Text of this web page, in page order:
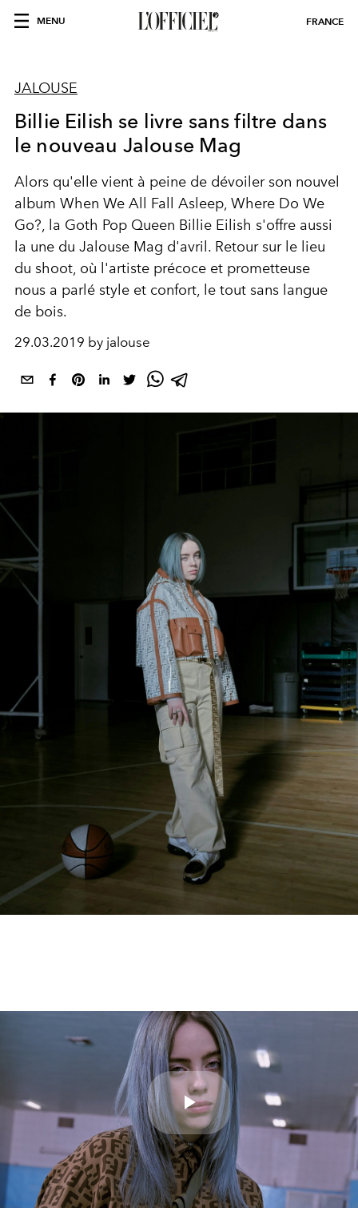
MENU FRANCE
JALOUSE
Billie Eilish se livre sans filtre dans
le nouveau Jalouse Mag
Alors qu'elle vient à peine de dévoiler son nouvel
album When We All Fall Asleep, Where Do We
Go?, la Goth Pop Queen Billie Eilish s'offre aussi
la une du Jalouse Mag d'avril. Retour sur le lieu
du shoot, où l'artiste précoce et prometteuse
nous a parlé style et confort, le tout sans langue
de bois.
29.03.2019 by jalouse
Play
Video